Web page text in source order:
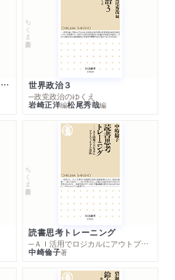
科学否定論はなぜ人をひきつけるのか
ちくま新書
世界政治３
─政党政治のゆくえ
岩崎正洋編松尾秀哉編
ちくま新書
読書思考トレーニング
─ＡＩ活用でロジカルにアウトプットする技法
中崎倫子著